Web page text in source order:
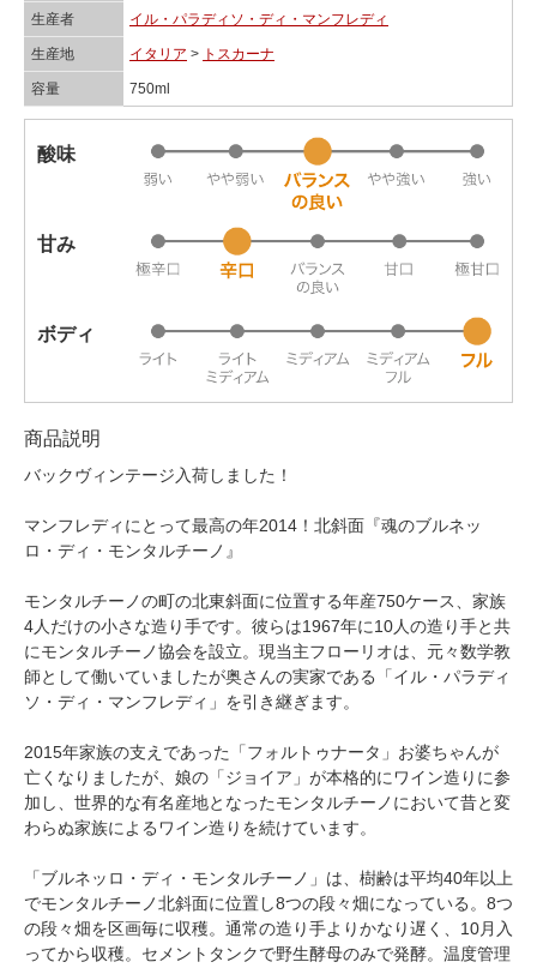
生産者 イル・パラディソ・ディ・マンフレディ
生産地 イタリア > トスカーナ
容量 750ml
酸味
甘み
ボディ
商品説明
バックヴィンテージ入荷しました！
マンフレディにとって最高の年2014！北斜面『魂のブルネッ
ロ・ディ・モンタルチーノ』
モンタルチーノの町の北東斜面に位置する年産750ケース、家族
4人だけの小さな造り手です。彼らは1967年に10人の造り手と共
にモンタルチーノ協会を設立。現当主フローリオは、元々数学教
師として働いていましたが奥さんの実家である「イル・パラディ
ソ・ディ・マンフレディ」を引き継ぎます。
2015年家族の支えであった「フォルトゥナータ」お婆ちゃんが
亡くなりましたが、娘の「ジョイア」が本格的にワイン造りに参
加し、世界的な有名産地となったモンタルチーノにおいて昔と変
わらぬ家族によるワイン造りを続けています。
「ブルネッロ・ディ・モンタルチーノ」は、樹齢は平均40年以上
でモンタルチーノ北斜面に位置し8つの段々畑になっている。8つ
の段々畑を区画毎に収穫。通常の造り手よりかなり遅く、10月入
ってから収穫。セメントタンクで野生酵母のみで発酵。温度管理